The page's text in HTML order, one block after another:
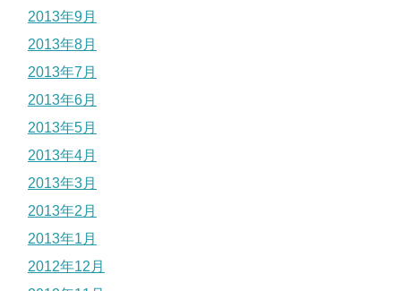
2013年9月
2013年8月
2013年7月
2013年6月
2013年5月
2013年4月
2013年3月
2013年2月
2013年1月
2012年12月